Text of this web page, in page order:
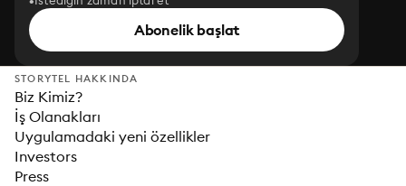
Abonelik başlat
STORYTEL HAKKINDA
Biz Kimiz?
İş Olanakları
Uygulamadaki yeni özellikler
Investors
Press